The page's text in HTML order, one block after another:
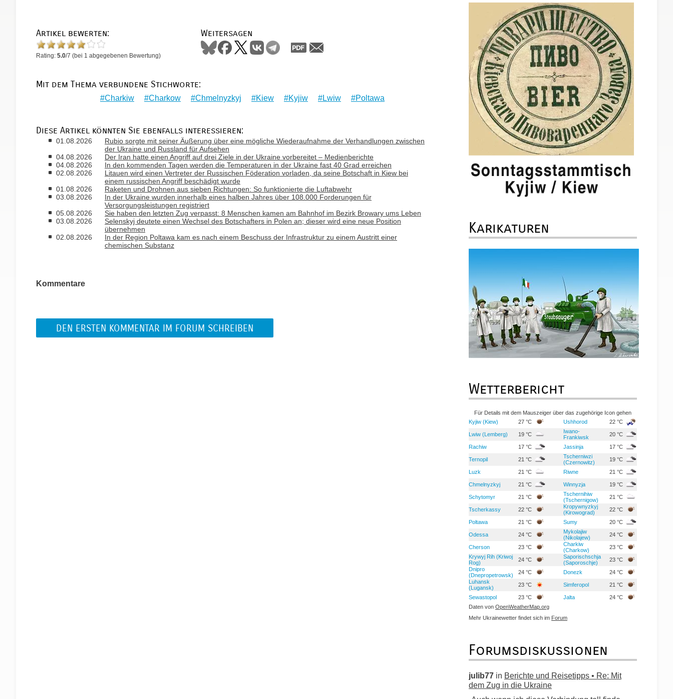
Artikel bewerten:
Rating: 5.0/7 (bei 1 abgegebenen Bewertung)
Weitersagen
Mit dem Thema verbundene Stichworte:
Charkiw Charkow Chmelnyzkyj Kiew Kyjiw Lwiw Poltawa
Diese Artikel könnten Sie ebenfalls interessieren:
01.08.2026
Rubio sorgte mit seiner Äußerung über eine mögliche Wiederaufnahme der Verhandlungen zwischen
der Ukraine und Russland für Aufsehen
04.08.2026
Der Iran hatte einen Angriff auf drei Ziele in der Ukraine vorbereitet – Medienberichte
04.08.2026
In den kommenden Tagen werden die Temperaturen in der Ukraine fast 40 Grad erreichen
02.08.2026
Litauen wird einen Vertreter der Russischen Föderation vorladen, da seine Botschaft in Kiew bei
einem russischen Angriff beschädigt wurde
01.08.2026
Raketen und Drohnen aus sieben Richtungen: So funktionierte die Luftabwehr
03.08.2026
In der Ukraine wurden innerhalb eines halben Jahres über 108.000 Forderungen für
Versorgungsleistungen registriert
05.08.2026
Sie haben den letzten Zug verpasst: 8 Menschen kamen am Bahnhof im Bezirk Browary ums Leben
03.08.2026
Selenskyj deutete einen Wechsel des Botschafters in Polen an; dieser wird eine neue Position
übernehmen
02.08.2026
In der Region Poltawa kam es nach einem Beschuss der Infrastruktur zu einem Austritt einer
chemischen Substanz
Kommentare
DEN ERSTEN KOMMENTAR IM FORUM SCHREIBEN
Karikaturen
Wetterbericht
Für Details mit dem Mauszeiger über das zugehörige Icon gehen
Kyjiw (Kiew)
27 °C Ushhorod 22 °C
Lwiw (Lemberg) 19 °C
Iwano-
Frankiwsk
20 °C
Rachiw 17 °C Jassinja 17 °C
Ternopil 21 °C
Tscherniwzi
(Czernowitz)
19 °C
Luzk 21 °C Riwne 21 °C
Chmelnyzkyj 21 °C Winnyzja 19 °C
Schytomyr 21 °C
Tschernihiw
(Tschernigow)
21 °C
Tscherkassy 22 °C
Kropywnyzkyj
(Kirowograd)
22 °C
Poltawa 21 °C Sumy 20 °C
Odessa 24 °C
Mykolajiw
(Nikolajew)
24 °C
Cherson 23 °C
Charkiw
(Charkow)
23 °C
Krywyj Rih (Kriwoj
Rog)
24 °C
Saporischschja
(Saporoschje)
23 °C
Dnipro
(Dnepropetrowsk)
24 °C Donezk
24 °C
Luhansk
(Lugansk)
23 °C Simferopol 21 °C
Sewastopol 23 °C Jalta
24 °C
Daten von OpenWeatherMap.org
Mehr Ukrainewetter findet sich im Forum
Forumsdiskussionen
julib77 in Berichte und Reisetipps • Re: Mit
dem Zug in die Ukraine